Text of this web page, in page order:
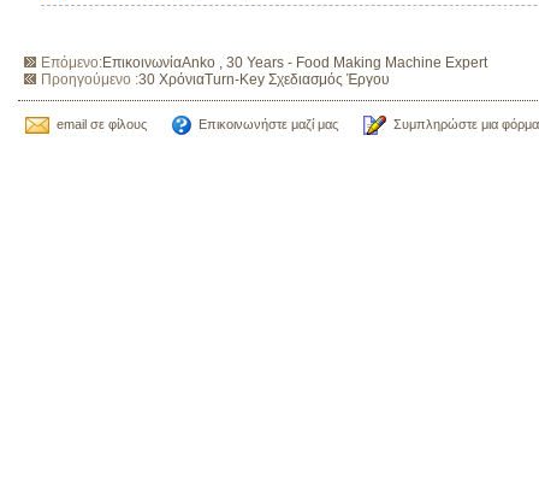
Επόμενο:ΕπικοινωνίαAnko , 30 Years - Food Making Machine Expert
Προηγούμενο :30 ΧρόνιαTurn-Key Σχεδιασμός Έργου
email σε φίλους Επικοινωνήστε μαζί μας Συμπληρώστε μια